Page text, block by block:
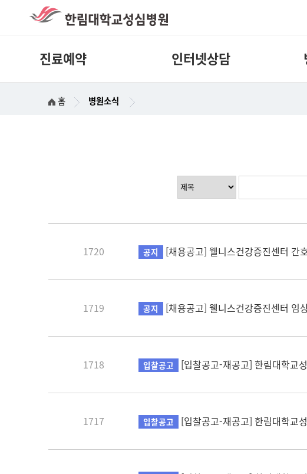
진료예약 인터넷상담
홈 병원소식
1720 공지 [채용공고] 웰니스건강증진센터 간
1719 공지 [채용공고] 웰니스건강증진센터 임
1718 입찰공고 [입찰공고-재공고] 한림대학교
1717 입찰공고 [입찰공고-재공고] 한림대학교